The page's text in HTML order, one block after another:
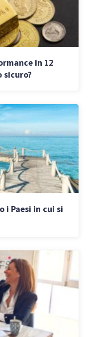
in 12
sicuro?
i Paesi in cui si